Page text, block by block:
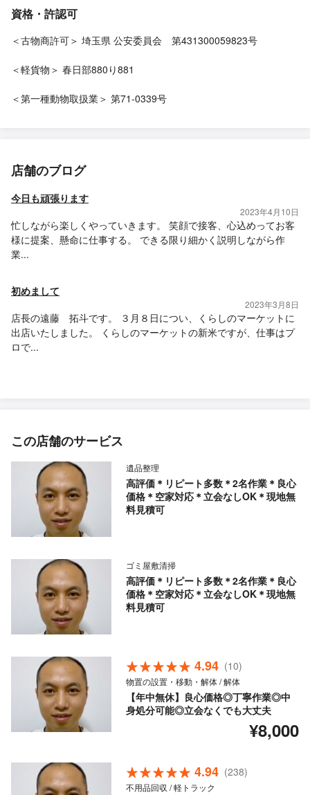
資格・許認可
＜古物商許可＞ 埼玉県 公安委員会 第431300059823号
＜軽貨物＞ 春日部880り881
＜第一種動物取扱業＞ 第71-0339号
店舗のブログ
今日も頑張ります
2023年4月10日
忙しながら楽しくやっていきます。 笑顔で接客、心込めってお客
様に提案、懸命に仕事する。 できる限り細かく説明しながら作
業...
初めまして
2023年3月8日
店長の遠藤 拓斗です。 ３月８日につい、くらしのマーケットに
出店いたしました。 くらしのマーケットの新米ですが、仕事はプ
ロで...
この店舗のサービス
遺品整理
高評価＊リピート多数＊2名作業＊良心
価格＊空家対応＊立会なしOK＊現地無
料見積可
ゴミ屋敷清掃
高評価＊リピート多数＊2名作業＊良心
価格＊空家対応＊立会なしOK＊現地無
料見積可
4.94 (10)
物置の設置・移動・解体 / 解体
【年中無休】良心価格◎丁寧作業◎中
身処分可能◎立会なくでも大丈夫
¥8,000
4.94 (238)
不用品回収 / 軽トラック